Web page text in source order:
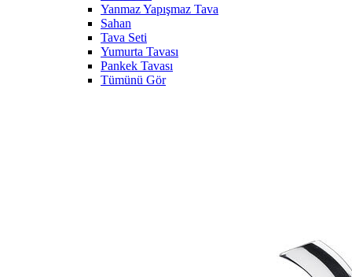
Yanmaz Yapışmaz Tava
Sahan
Tava Seti
Yumurta Tavası
Pankek Tavası
Tümünü Gör